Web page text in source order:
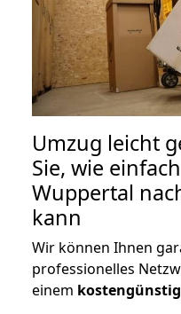
Umzug leicht
Sie, wie
Wuppertal
kann
Wir können Ihnen
professionelles
einem